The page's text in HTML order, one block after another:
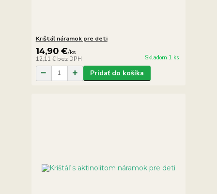
Krištáľ náramok pre deti
14,90 €/ks
12,11 € bez DPH Skladom 1 ks
Pridať do košíka